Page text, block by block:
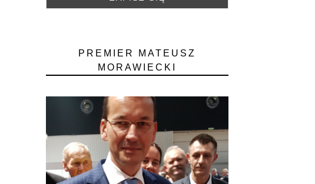
PREMIER MATEUSZ
MORAWIECKI